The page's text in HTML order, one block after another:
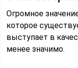
Огромное
которое
выступает в
менее значимо.